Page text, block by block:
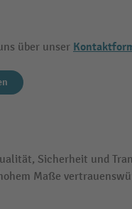
über unser
Sicherheit und
Maße